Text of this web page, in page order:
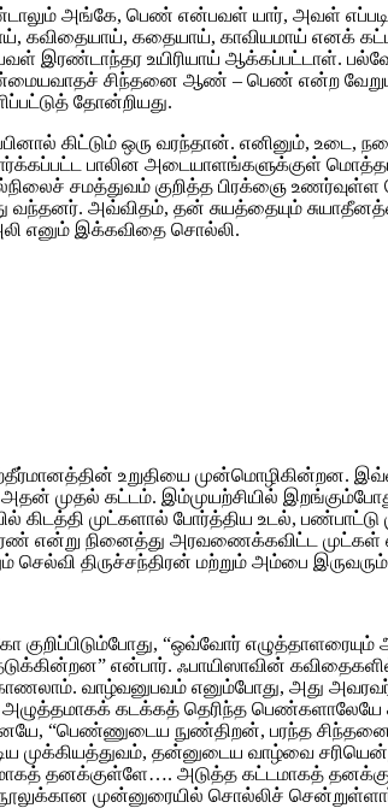
அங்கே, பெண் என்பவள் யார், அவள்
கவிதையாய், கதையாய், காவியமாய் எனக்
இரண்டாந்தர உயிரியாய் ஆக்கப்பட்டாள்.
சிந்தனை ஆண் – பெண் என்ற
தோன்றியது.
கிட்டும் ஒரு வரந்தான். எனினும்,
பாலின அடையாளங்களுக்குள்
சமத்துவம் குறித்த பிரக்ஞை
வந்தனர். அவ்விதம், தன் சுயத்தையும்
அலி எனும் இக்கவிதை சொல்லி.
உறுதியை முன்மொழிகின்றன.
முதல் கட்டம். இம்முயற்சியில்
கிடத்தி முட்களால் போர்த்திய உடல்,
என்று நினைத்து அரவணைக்கவிட்ட முட்கள்
செல்வி திருச்சந்திரன் மற்றும் அம்பை
குறிப்பிடும்போது, “ஒவ்வோர்
என்பார். ஃபாயிஸாவின்
வாழ்வனுபவம் எனும்போது, அது
அழுத்தமாகக் கடக்கத் தெரிந்த பெண்களாலேயே
“பெண்ணுடைய நுண்திறன், பரந்த
முக்கியத்துவம், தன்னுடைய வாழ்வை
தனக்குள்ளே…. அடுத்த கட்டமாகத்
முன்னுரையில் சொல்லிச்